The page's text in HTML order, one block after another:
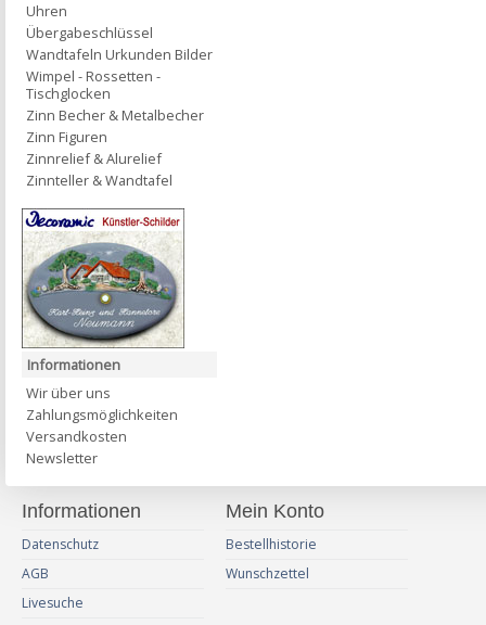
Uhren
Übergabeschlüssel
Wandtafeln Urkunden Bilder
Wimpel - Rossetten -
Tischglocken
Zinn Becher & Metalbecher
Zinn Figuren
Zinnrelief & Alurelief
Zinnteller & Wandtafel
Informationen
Wir über uns
Zahlungsmöglichkeiten
Versandkosten
Newsletter
Informationen
Datenschutz
AGB
Livesuche
Mein Konto
Bestellhistorie
Wunschzettel